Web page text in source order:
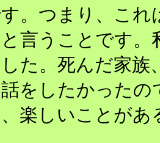
。つまり、これ
言うことです。
た。死んだ家族
をしたかった
楽しいことがあ